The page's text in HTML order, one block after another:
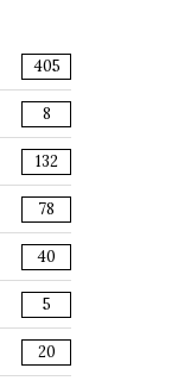
405
8
132
78
40
5
20